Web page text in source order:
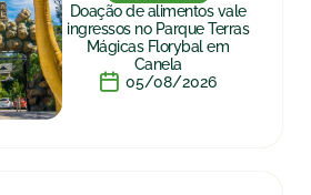
Doação de alimentos vale
ingressos no Parque Terras
Mágicas Florybal em
Canela
05/08/2026